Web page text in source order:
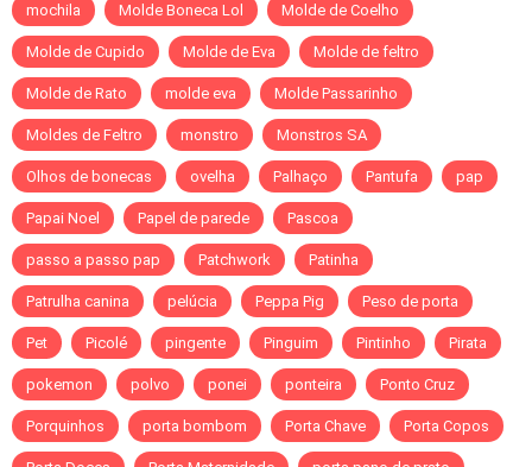
mochila Molde Boneca Lol Molde de Coelho
Molde de Cupido Molde de Eva Molde de feltro
Molde de Rato molde eva Molde Passarinho
Moldes de Feltro monstro Monstros SA
Olhos de bonecas ovelha Palhaço Pantufa pap
Papai Noel Papel de parede Pascoa
passo a passo pap Patchwork Patinha
Patrulha canina pelúcia Peppa Pig Peso de porta
Pet Picolé pingente Pinguim Pintinho Pirata
pokemon polvo ponei ponteira Ponto Cruz
Porquinhos porta bombom Porta Chave Porta Copos